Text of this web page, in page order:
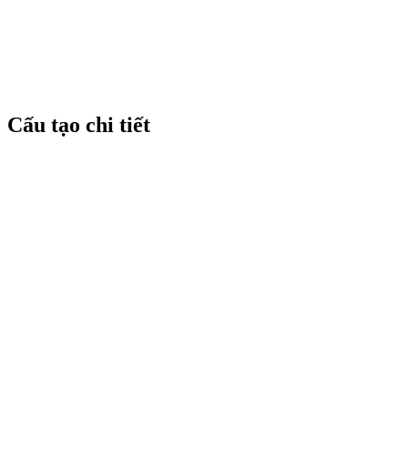
Cấu tạo chi tiết